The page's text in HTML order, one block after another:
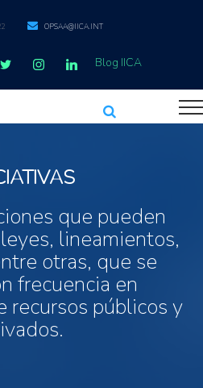
OPSAA@IICA.INT
Blog IICA
que pueden
lineamientos,
otras, que se
frecuencia en
recursos públicos y